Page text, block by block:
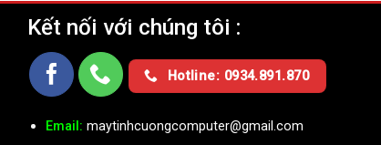
Kết nối với chúng tôi :
Hotline: 0934.891.870
Email: maytinhcuongcomputer@gmail.com